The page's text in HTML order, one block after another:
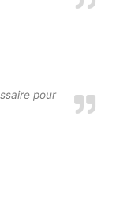
pour